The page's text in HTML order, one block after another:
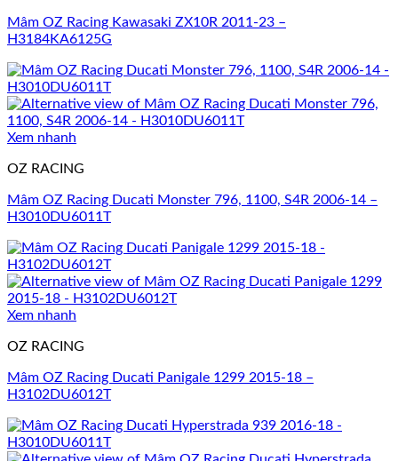
Mâm OZ Racing Kawasaki ZX10R 2011-23 –
H3184KA6125G
Xem nhanh
OZ RACING
Mâm OZ Racing Ducati Monster 796, 1100, S4R 2006-14 –
H3010DU6011T
Xem nhanh
OZ RACING
Mâm OZ Racing Ducati Panigale 1299 2015-18 –
H3102DU6012T